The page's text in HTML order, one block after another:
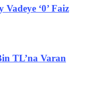
‘0’ Faiz
TL’na Varan